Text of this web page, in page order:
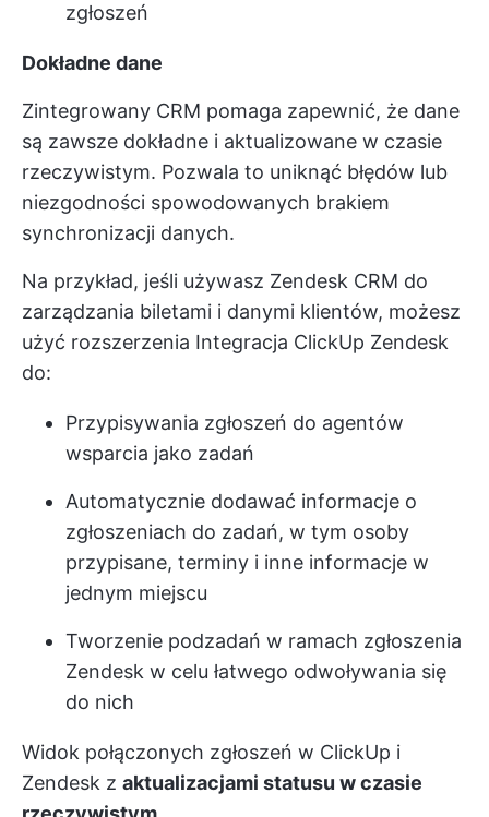
zgłoszeń
Dokładne dane
Zintegrowany CRM pomaga zapewnić, że dane
są zawsze dokładne i aktualizowane w czasie
rzeczywistym. Pozwala to uniknąć błędów lub
niezgodności spowodowanych brakiem
synchronizacji danych.
Na przykład, jeśli używasz Zendesk CRM do
zarządzania biletami i danymi klientów, możesz
użyć rozszerzenia Integracja ClickUp Zendesk
do:
Przypisywania zgłoszeń do agentów
wsparcia jako zadań
Automatycznie dodawać informacje o
zgłoszeniach do zadań, w tym osoby
przypisane, terminy i inne informacje w
jednym miejscu
Tworzenie podzadań w ramach zgłoszenia
Zendesk w celu łatwego odwoływania się
do nich
Widok połączonych zgłoszeń w ClickUp i
Zendesk z aktualizacjami statusu w czasie